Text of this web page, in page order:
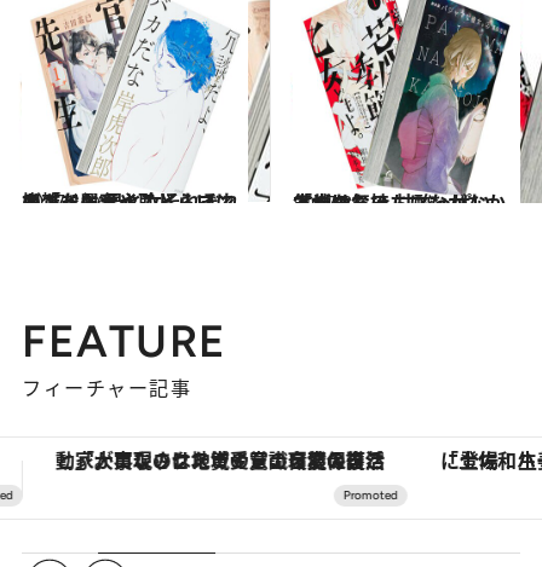
2017.10.6
複雑な興奮や恥じらいにドキドキ 男と女それぞれの「イケナイこと」マンガ
カルチャー 2017.8.6
本当の気持ちになかなか気づけない 甘酸っぱい「幼なじみ」マンガ
カルチャー
FEATURE
フィーチャー記事
「土佐和ハーブかき氷」がOMO7高知に登場！生姜、山椒、大葉など目にも舌にも涼を呼ぶ郷土の味